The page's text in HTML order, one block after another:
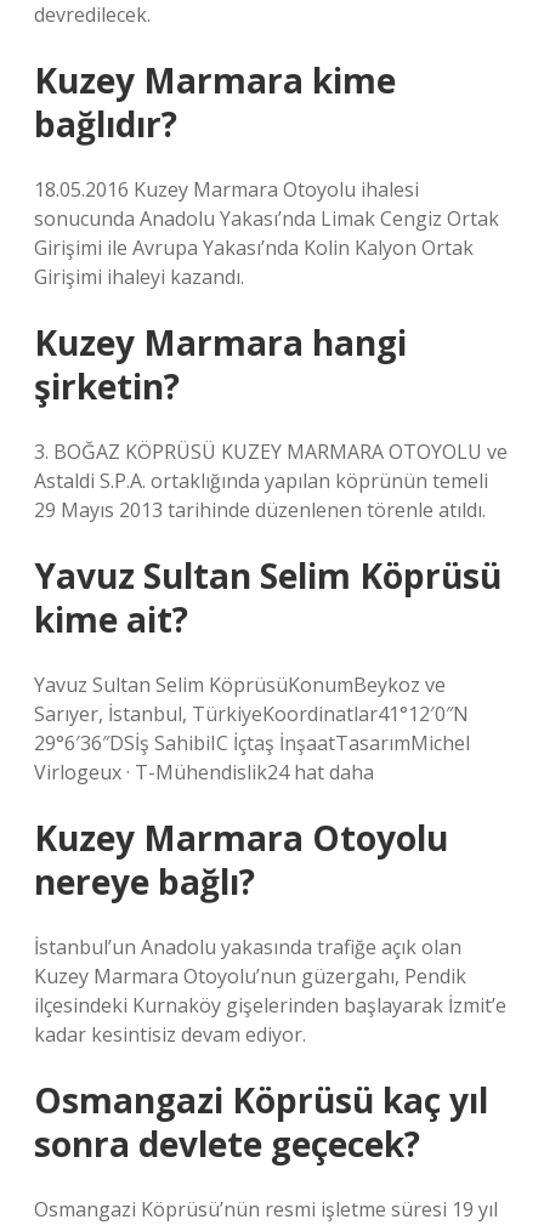
devredilecek.
Kuzey Marmara kime
bağlıdır?
18.05.2016 Kuzey Marmara Otoyolu ihalesi
sonucunda Anadolu Yakası’nda Limak Cengiz Ortak
Girişimi ile Avrupa Yakası’nda Kolin Kalyon Ortak
Girişimi ihaleyi kazandı.
Kuzey Marmara hangi
şirketin?
3. BOĞAZ KÖPRÜSÜ KUZEY MARMARA OTOYOLU ve
Astaldi S.P.A. ortaklığında yapılan köprünün temeli
29 Mayıs 2013 tarihinde düzenlenen törenle atıldı.
Yavuz Sultan Selim Köprüsü
kime ait?
Yavuz Sultan Selim KöprüsüKonumBeykoz ve
Sarıyer, İstanbul, TürkiyeKoordinatlar41°12′0″N
29°6′36″DSİş SahibiIC İçtaş İnşaatTasarımMichel
Virlogeux · T-Mühendislik24 hat daha
Kuzey Marmara Otoyolu
nereye bağlı?
İstanbul’un Anadolu yakasında trafiğe açık olan
Kuzey Marmara Otoyolu’nun güzergahı, Pendik
ilçesindeki Kurnaköy gişelerinden başlayarak İzmit’e
kadar kesintisiz devam ediyor.
Osmangazi Köprüsü kaç yıl
sonra devlete geçecek?
Osmangazi Köprüsü’nün resmi işletme süresi 19 yıl